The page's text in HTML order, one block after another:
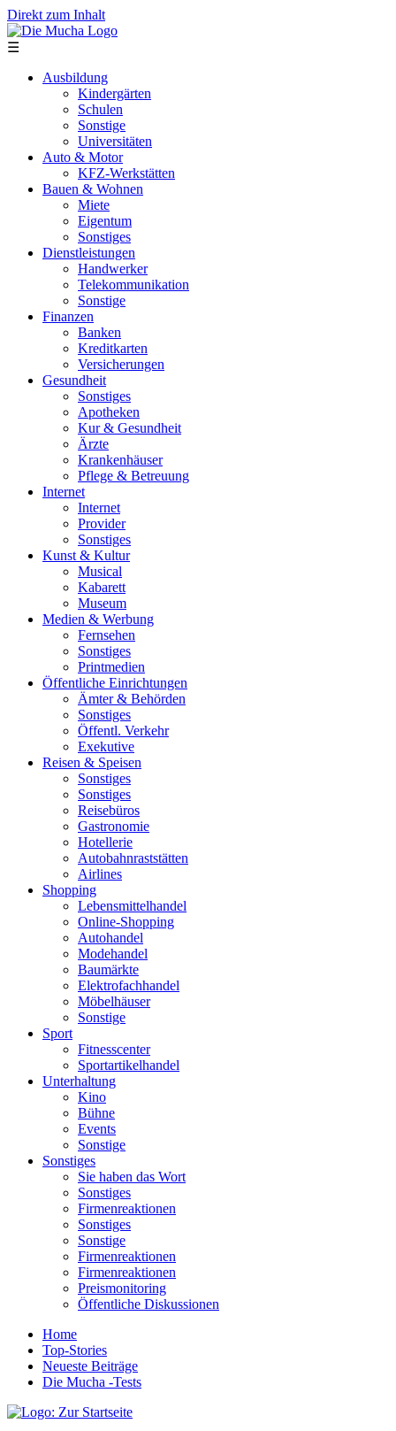
Direkt zum Inhalt
☰
Ausbildung
Kindergärten
Schulen
Sonstige
Universitäten
Auto & Motor
KFZ-Werkstätten
Bauen & Wohnen
Miete
Eigentum
Sonstiges
Dienstleistungen
Handwerker
Telekommunikation
Sonstige
Finanzen
Banken
Kreditkarten
Versicherungen
Gesundheit
Sonstiges
Apotheken
Kur & Gesundheit
Ärzte
Krankenhäuser
Pflege & Betreuung
Internet
Internet
Provider
Sonstiges
Kunst & Kultur
Musical
Kabarett
Museum
Medien & Werbung
Fernsehen
Sonstiges
Printmedien
Öffentliche Einrichtungen
Ämter & Behörden
Sonstiges
Öffentl. Verkehr
Exekutive
Reisen & Speisen
Sonstiges
Sonstiges
Reisebüros
Gastronomie
Hotellerie
Autobahnraststätten
Airlines
Shopping
Lebensmittelhandel
Online-Shopping
Autohandel
Modehandel
Baumärkte
Elektrofachhandel
Möbelhäuser
Sonstige
Sport
Fitnesscenter
Sportartikelhandel
Unterhaltung
Kino
Bühne
Events
Sonstige
Sonstiges
Sie haben das Wort
Sonstiges
Firmenreaktionen
Sonstiges
Sonstige
Firmenreaktionen
Firmenreaktionen
Preismonitoring
Öffentliche Diskussionen
Home
Top-Stories
Neueste Beiträge
Die Mucha -Tests